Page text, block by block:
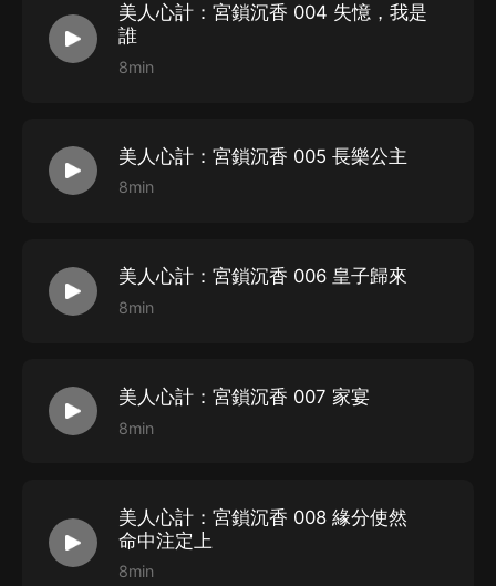
美人心計：宮鎖沉香 004 失憶，我是
誰
8min
美人心計：宮鎖沉香 005 長樂公主
8min
美人心計：宮鎖沉香 006 皇子歸來
8min
美人心計：宮鎖沉香 007 家宴
8min
美人心計：宮鎖沉香 008 緣分使然
命中注定上
8min